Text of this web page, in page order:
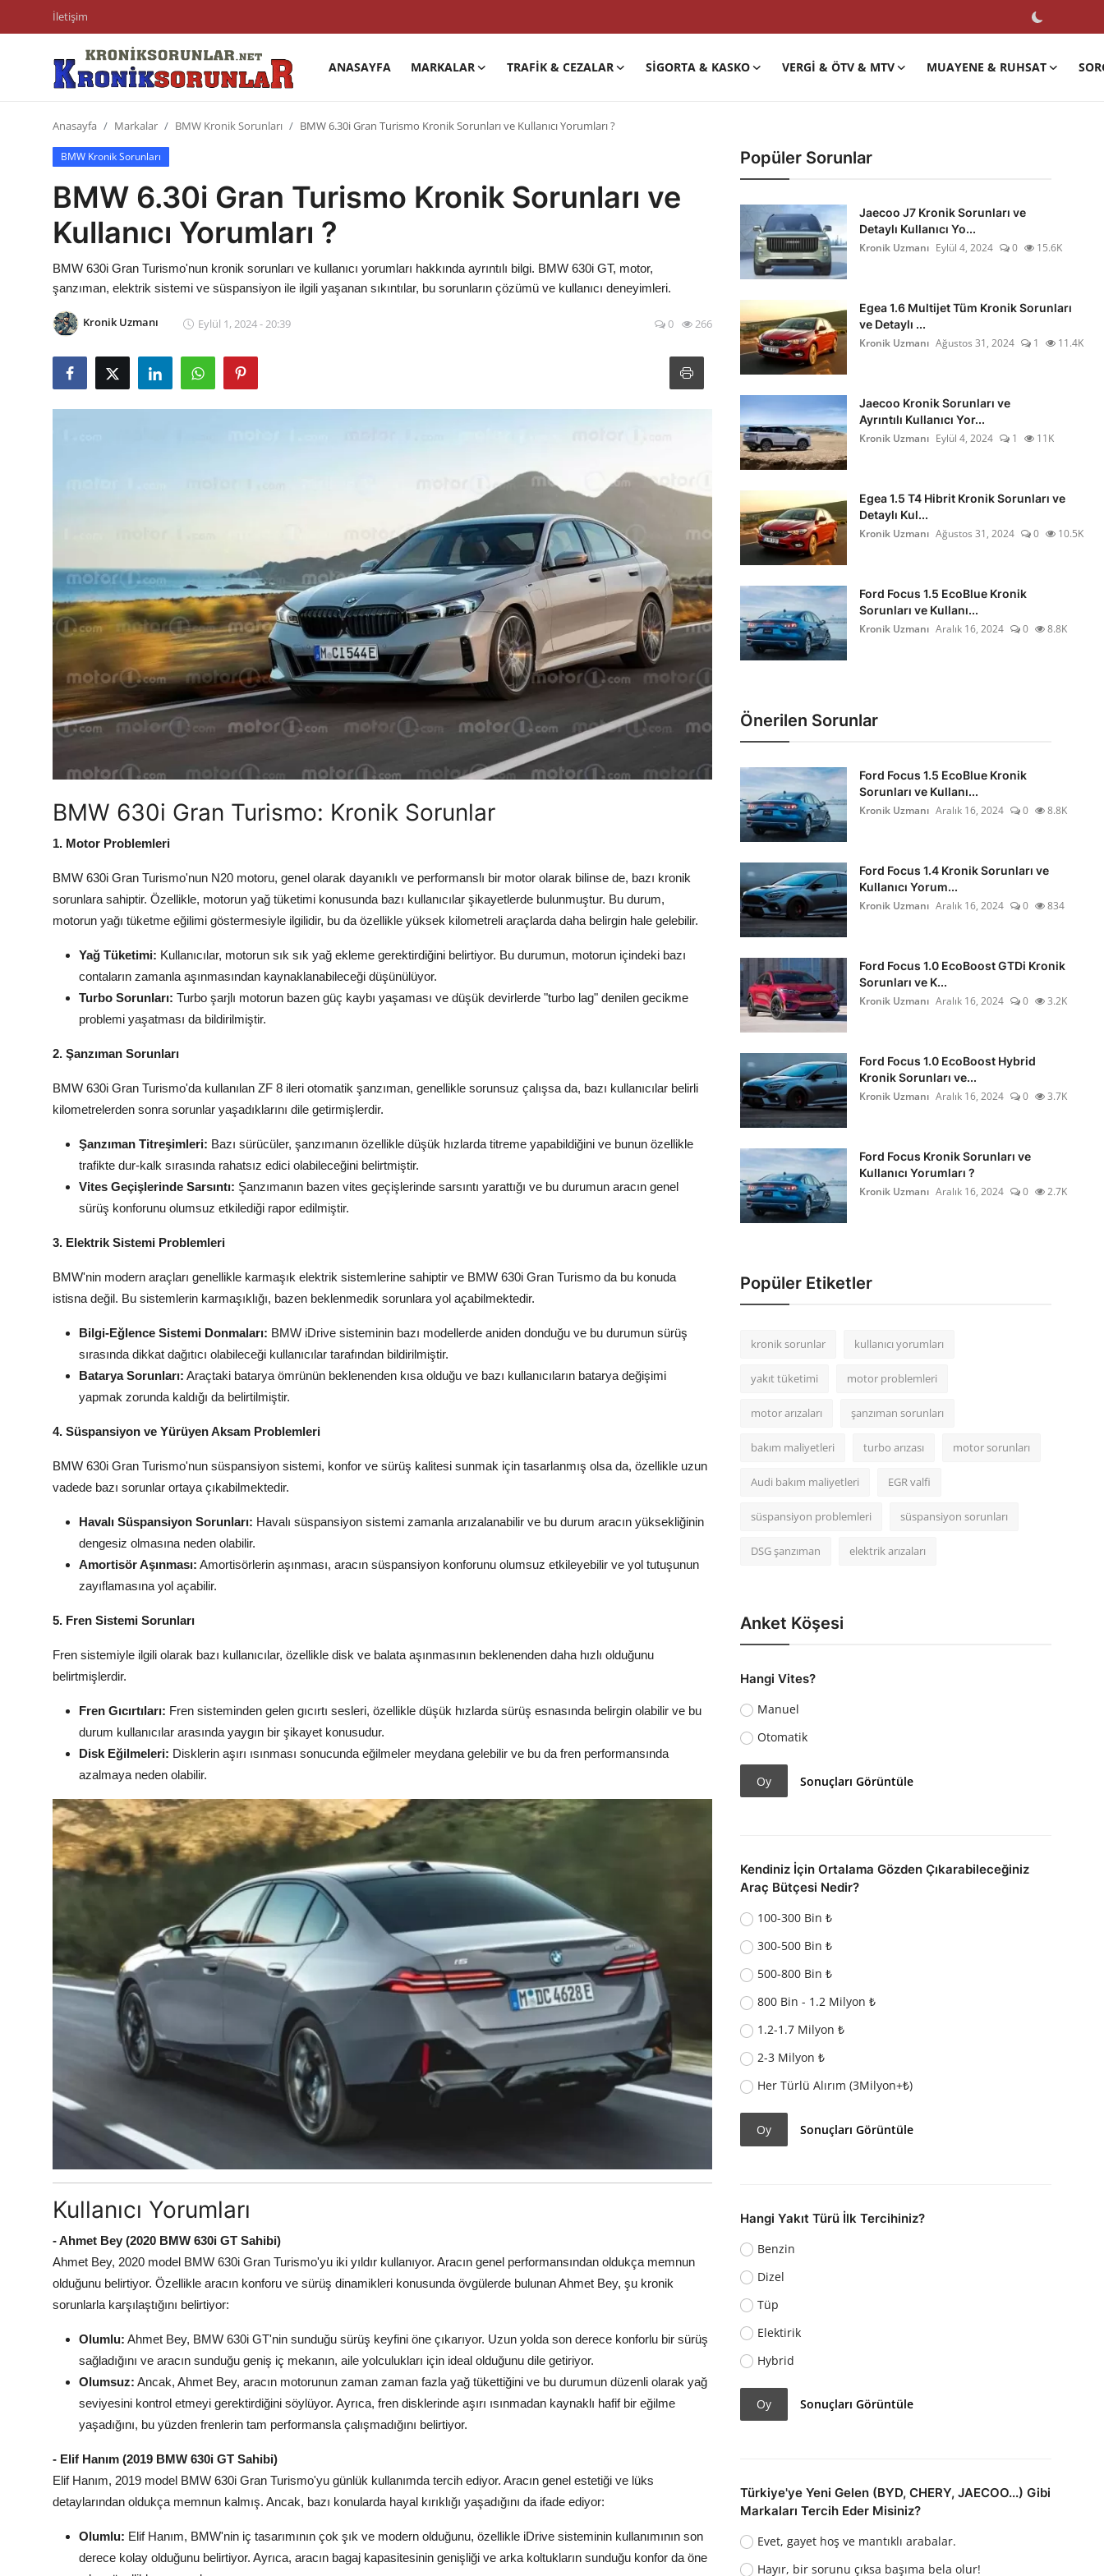
İletişim
ANASAYFA MARKALAR TRAFIK & CEZALAR SIGORTA & KASKO VERGI & ÖTV & MTV MUAYENE & RUHSAT
Trafik & Cezalar
Sigorta & Kasko
Vergi & ÖTV & MTV
Muayene & Ruhsat
Sorgulamalar
İkinci El & Alım-Satım
Lastik & Jant
Yağlar & Sıvılar
Elektrik & Akü
Klima & Konfor
Anasayfa Markalar BMW Kronik Sorunları BMW 6.30i Gran Turismo Kronik Sorunları ve Kullanıcı Yorumları ?
BMW Kronik Sorunları
BMW 6.30i Gran Turismo Kronik Sorunları ve
Kullanıcı Yorumları ?
BMW 630i Gran Turismo'nun kronik sorunları ve kullanıcı yorumları hakkında ayrıntılı bilgi. BMW 630i GT, motor,
şanzıman, elektrik sistemi ve süspansiyon ile ilgili yaşanan sıkıntılar, bu sorunların çözümü ve kullanıcı deneyimleri.
Kronik Uzmanı Eylül 1, 2024 - 20:39 0 266
BMW 630i Gran Turismo: Kronik Sorunlar
1. Motor Problemleri
BMW 630i Gran Turismo'nun N20 motoru, genel olarak dayanıklı ve performanslı bir motor olarak bilinse de, bazı kronik
sorunlara sahiptir. Özellikle, motorun yağ tüketimi konusunda bazı kullanıcılar şikayetlerde bulunmuştur. Bu durum,
motorun yağı tüketme eğilimi göstermesiyle ilgilidir, bu da özellikle yüksek kilometreli araçlarda daha belirgin hale gelebilir.
Yağ Tüketimi: Kullanıcılar, motorun sık sık yağ ekleme gerektirdiğini belirtiyor. Bu durumun, motorun içindeki bazı
contaların zamanla aşınmasından kaynaklanabileceği düşünülüyor.
Turbo Sorunları: Turbo şarjlı motorun bazen güç kaybı yaşaması ve düşük devirlerde "turbo lag" denilen gecikme
problemi yaşatması da bildirilmiştir.
2. Şanzıman Sorunları
BMW 630i Gran Turismo'da kullanılan ZF 8 ileri otomatik şanzıman, genellikle sorunsuz çalışsa da, bazı kullanıcılar belirli
kilometrelerden sonra sorunlar yaşadıklarını dile getirmişlerdir.
Şanzıman Titreşimleri: Bazı sürücüler, şanzımanın özellikle düşük hızlarda titreme yapabildiğini ve bunun özellikle
trafikte dur-kalk sırasında rahatsız edici olabileceğini belirtmiştir.
Vites Geçişlerinde Sarsıntı: Şanzımanın bazen vites geçişlerinde sarsıntı yarattığı ve bu durumun aracın genel
sürüş konforunu olumsuz etkilediği rapor edilmiştir.
3. Elektrik Sistemi Problemleri
BMW'nin modern araçları genellikle karmaşık elektrik sistemlerine sahiptir ve BMW 630i Gran Turismo da bu konuda
istisna değil. Bu sistemlerin karmaşıklığı, bazen beklenmedik sorunlara yol açabilmektedir.
Bilgi-Eğlence Sistemi Donmaları: BMW iDrive sisteminin bazı modellerde aniden donduğu ve bu durumun sürüş
sırasında dikkat dağıtıcı olabileceği kullanıcılar tarafından bildirilmiştir.
Batarya Sorunları: Araçtaki batarya ömrünün beklenenden kısa olduğu ve bazı kullanıcıların batarya değişimi
yapmak zorunda kaldığı da belirtilmiştir.
4. Süspansiyon ve Yürüyen Aksam Problemleri
BMW 630i Gran Turismo'nun süspansiyon sistemi, konfor ve sürüş kalitesi sunmak için tasarlanmış olsa da, özellikle uzun
vadede bazı sorunlar ortaya çıkabilmektedir.
Havalı Süspansiyon Sorunları: Havalı süspansiyon sistemi zamanla arızalanabilir ve bu durum aracın yüksekliğinin
dengesiz olmasına neden olabilir.
Amortisör Aşınması: Amortisörlerin aşınması, aracın süspansiyon konforunu olumsuz etkileyebilir ve yol tutuşunun
zayıflamasına yol açabilir.
5. Fren Sistemi Sorunları
Fren sistemiyle ilgili olarak bazı kullanıcılar, özellikle disk ve balata aşınmasının beklenenden daha hızlı olduğunu
belirtmişlerdir.
Fren Gıcırtıları: Fren sisteminden gelen gıcırtı sesleri, özellikle düşük hızlarda sürüş esnasında belirgin olabilir ve bu
durum kullanıcılar arasında yaygın bir şikayet konusudur.
Disk Eğilmeleri: Disklerin aşırı ısınması sonucunda eğilmeler meydana gelebilir ve bu da fren performansında
azalmaya neden olabilir.
Kullanıcı Yorumları
- Ahmet Bey (2020 BMW 630i GT Sahibi)
Ahmet Bey, 2020 model BMW 630i Gran Turismo'yu iki yıldır kullanıyor. Aracın genel performansından oldukça memnun
olduğunu belirtiyor. Özellikle aracın konforu ve sürüş dinamikleri konusunda övgülerde bulunan Ahmet Bey, şu kronik
sorunlarla karşılaştığını belirtiyor:
Olumlu: Ahmet Bey, BMW 630i GT'nin sunduğu sürüş keyfini öne çıkarıyor. Uzun yolda son derece konforlu bir sürüş
sağladığını ve aracın sunduğu geniş iç mekanın, aile yolculukları için ideal olduğunu dile getiriyor.
Olumsuz: Ancak, Ahmet Bey, aracın motorunun zaman zaman fazla yağ tükettiğini ve bu durumun düzenli olarak yağ
seviyesini kontrol etmeyi gerektirdiğini söylüyor. Ayrıca, fren disklerinde aşırı ısınmadan kaynaklı hafif bir eğilme
yaşadığını, bu yüzden frenlerin tam performansla çalışmadığını belirtiyor.
- Elif Hanım (2019 BMW 630i GT Sahibi)
Elif Hanım, 2019 model BMW 630i Gran Turismo'yu günlük kullanımda tercih ediyor. Aracın genel estetiği ve lüks
detaylarından oldukça memnun kalmış. Ancak, bazı konularda hayal kırıklığı yaşadığını da ifade ediyor:
Olumlu: Elif Hanım, BMW'nin iç tasarımının çok şık ve modern olduğunu, özellikle iDrive sisteminin kullanımının son
derece kolay olduğunu belirtiyor. Ayrıca, aracın bagaj kapasitesinin genişliği ve arka koltukların sunduğu konfor da öne
Popüler Sorunlar
Jaecoo J7 Kronik Sorunları ve
Detaylı Kullanıcı Yo...
Kronik Uzmanı Eylül 4, 2024 0 15.6K
Egea 1.6 Multijet Tüm Kronik Sorunları
ve Detaylı ...
Kronik Uzmanı Ağustos 31, 2024 1 11.4K
Jaecoo Kronik Sorunları ve
Ayrıntılı Kullanıcı Yor...
Kronik Uzmanı Eylül 4, 2024 1 11K
Egea 1.5 T4 Hibrit Kronik Sorunları ve
Detaylı Kul...
Kronik Uzmanı Ağustos 31, 2024 0 10.5K
Ford Focus 1.5 EcoBlue Kronik
Sorunları ve Kullanı...
Kronik Uzmanı Aralık 16, 2024 0 8.8K
Önerilen Sorunlar
Ford Focus 1.5 EcoBlue Kronik
Sorunları ve Kullanı...
Kronik Uzmanı Aralık 16, 2024 0 8.8K
Ford Focus 1.4 Kronik Sorunları ve
Kullanıcı Yorum...
Kronik Uzmanı Aralık 16, 2024 0 834
Ford Focus 1.0 EcoBoost GTDi Kronik
Sorunları ve K...
Kronik Uzmanı Aralık 16, 2024 0 3.2K
Ford Focus 1.0 EcoBoost Hybrid
Kronik Sorunları ve...
Kronik Uzmanı Aralık 16, 2024 0 3.7K
Ford Focus Kronik Sorunları ve
Kullanıcı Yorumları ?
Kronik Uzmanı Aralık 16, 2024 0 2.7K
Popüler Etiketler
kronik sorunlar kullanıcı yorumları
yakıt tüketimi motor problemleri
motor arızaları şanzıman sorunları
bakım maliyetleri turbo arızası motor sorunları
Audi bakım maliyetleri EGR valfi
süspansiyon problemleri süspansiyon sorunları
DSG şanzıman elektrik arızaları
Anket Köşesi
Hangi Vites?
Manuel
Otomatik
Oy Sonuçları Görüntüle
Kendiniz İçin Ortalama Gözden Çıkarabileceğiniz
Araç Bütçesi Nedir?
100-300 Bin ₺
300-500 Bin ₺
500-800 Bin ₺
800 Bin - 1.2 Milyon ₺
1.2-1.7 Milyon ₺
2-3 Milyon ₺
Her Türlü Alırım (3Milyon+₺)
Oy Sonuçları Görüntüle
Hangi Yakıt Türü İlk Tercihiniz?
Benzin
Dizel
Tüp
Elektirik
Hybrid
Oy Sonuçları Görüntüle
Türkiye'ye Yeni Gelen (BYD, CHERY, JAECOO...) Gibi
Markaları Tercih Eder Misiniz?
Evet, gayet hoş ve mantıklı arabalar.
Hayır, bir sorunu çıksa başıma bela olur!